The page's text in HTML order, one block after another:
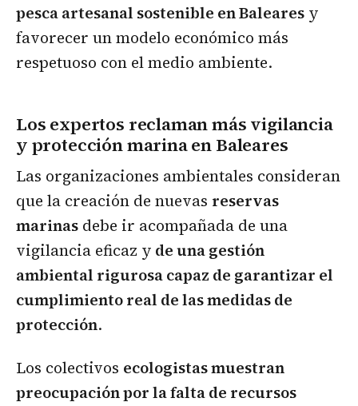
pesca artesanal sostenible en Baleares y
favorecer un modelo económico más
respetuoso con el medio ambiente.
Los expertos reclaman más vigilancia
y protección marina en Baleares
Las organizaciones ambientales consideran
que la creación de nuevas reservas
marinas debe ir acompañada de una
vigilancia eficaz y de una gestión
ambiental rigurosa capaz de garantizar el
cumplimiento real de las medidas de
protección.
Los colectivos ecologistas muestran
preocupación por la falta de recursos